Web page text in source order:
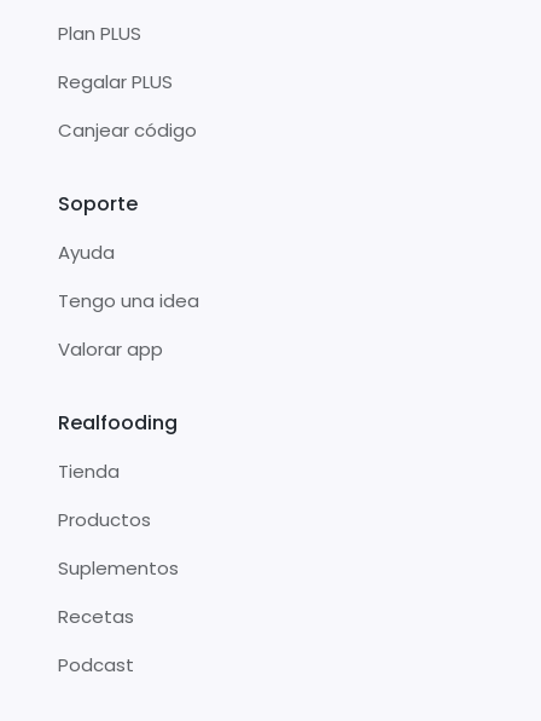
Plan PLUS
Regalar PLUS
Canjear código
Soporte
Ayuda
Tengo una idea
Valorar app
Realfooding
Tienda
Productos
Suplementos
Recetas
Podcast